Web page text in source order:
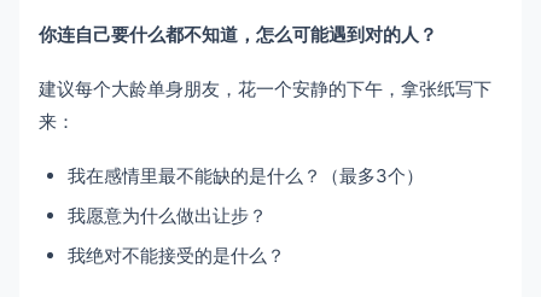
你连自己要什么都不知道，怎么可能遇到对的人？
建议每个大龄单身朋友，花一个安静的下午，拿张纸写下
来：
我在感情里最不能缺的是什么？（最多3个）
我愿意为什么做出让步？
我绝对不能接受的是什么？